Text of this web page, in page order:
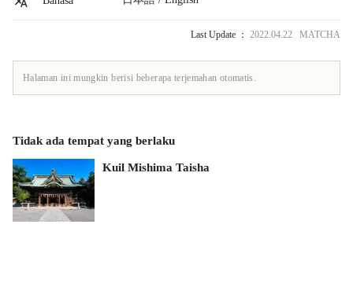
Last Update ： 2022.04.22 MATCHA
Halaman ini mungkin berisi beberapa terjemahan otomatis.
Tidak ada tempat yang berlaku
Kuil Mishima Taisha